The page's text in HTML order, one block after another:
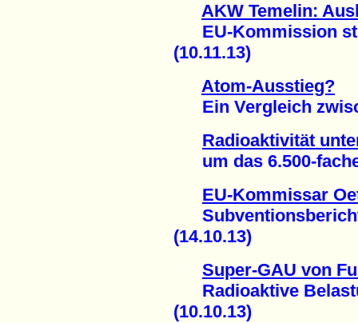
AKW Temelin:
EU-Kommission
(10.11.13)
Atom-Ausstieg?
Ein Vergleich
Radioaktivität
um das 6.500-fache
EU-Kommissar
Subventionsbericht
(14.10.13)
Super-GAU von
Radioaktive
(10.10.13)